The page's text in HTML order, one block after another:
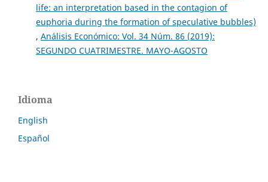
life: an interpretation based in the contagion of
euphoria during the formation of speculative bubbles)
, Análisis Económico: Vol. 34 Núm. 86 (2019):
SEGUNDO CUATRIMESTRE. MAYO-AGOSTO
Idioma
English
Español